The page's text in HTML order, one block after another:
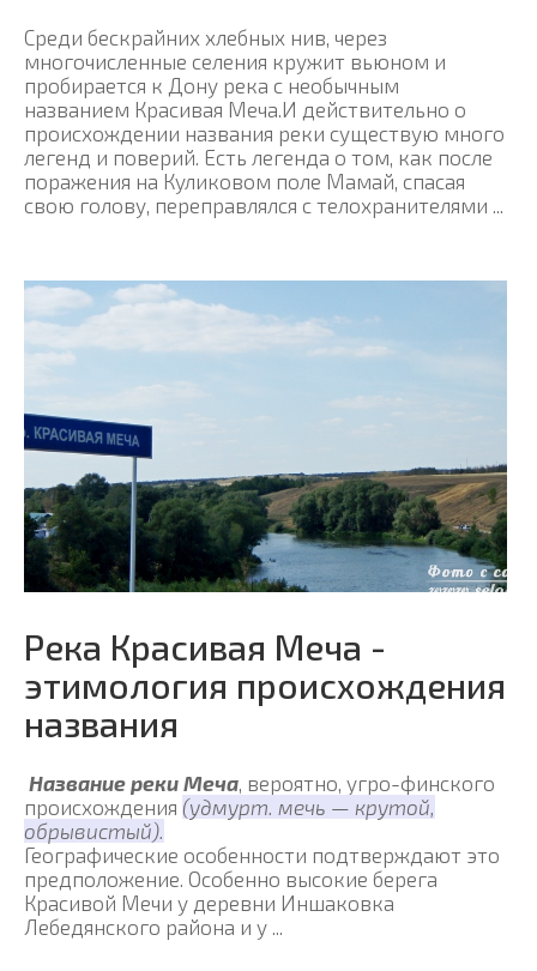
Среди бескрайних хлебных нив, через
многочисленные селения кружит вьюном и
пробирается к Дону река с необычным
названием Красивая Меча.И действительно о
происхождении названия реки существую много
легенд и поверий. Есть легенда о том, как после
поражения на Куликовом поле Мамай, спасая
свою голову, переправлялся с телохранителями ...
Река Красивая Меча -
этимология происхождения
названия
Название реки Меча, вероятно, угро-финского
происхождения (удмурт. мечь — крутой,
обрывистый).
Географические особенности подтверждают это
предположение. Особенно высокие берега
Красивой Мечи у деревни Иншаковка
Лебедянского района и у ...